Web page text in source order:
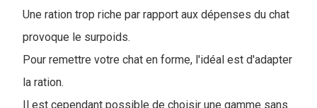
Une ration trop riche par rapport aux dépenses du chat
provoque le surpoids.
Pour remettre votre chat en forme, l'idéal est d'adapter
la ration.
Il est cependant possible de choisir une gamme sans